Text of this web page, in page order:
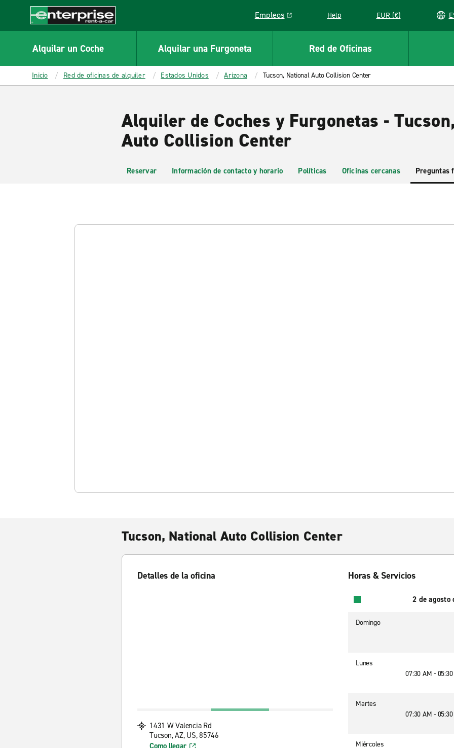
CONTENT
Enterprise
Empleos
Link opens in a new window
Help EUR (€)
Alquilar un Coche Alquilar una Furgoneta Red de Oficinas
Inicio Red de oficinas de alquiler Estados Unidos Arizona Tucson, National Auto Collision Center
Alquiler de Coches y Furgonetas -
Auto Collision Center
Reservar Información de contacto y horario Políticas Oficinas cercanas Preguntas
Tucson, National Auto Collision Center
Detalles de la oficina
1431 W Valencia Rd
Tucson, AZ, US, 85746
Como llegar
Horas & Servicios
2 de agosto
Domingo
Lunes
07:30 AM -
Martes
07:30 AM -
Miércoles